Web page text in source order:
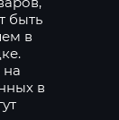
быть
в
в